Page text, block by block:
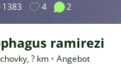
1383 4 2
ramirezi
,? km • Angebot